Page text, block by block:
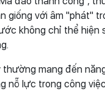
giống với âm "phát"
không chỉ thể hiện
mang đến
nỗ lực trong công